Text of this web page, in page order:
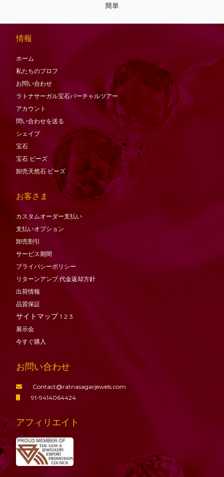
簡単
情報
ホーム
私たちのプロフ
お問い合わせ
ラトナサーガル宝石バーチャ​​ルツアー
アカウント
問い合わせを送る
シェイプ
宝石
宝石 ビーズ
卸売天然石·ビーズ
お客さま
カスタムオーダー支払い
支払いオプション
卸売割引
サービス期間
プライバシーポリシー
リターンアンプ;代金返却方針
出荷情報
品質保証
サイトマップ 1 2 3
展示会
今すぐ購入
お問い合わせ
Contact@ratnasagarjewels.com
91-9414064424
アフィリエイト